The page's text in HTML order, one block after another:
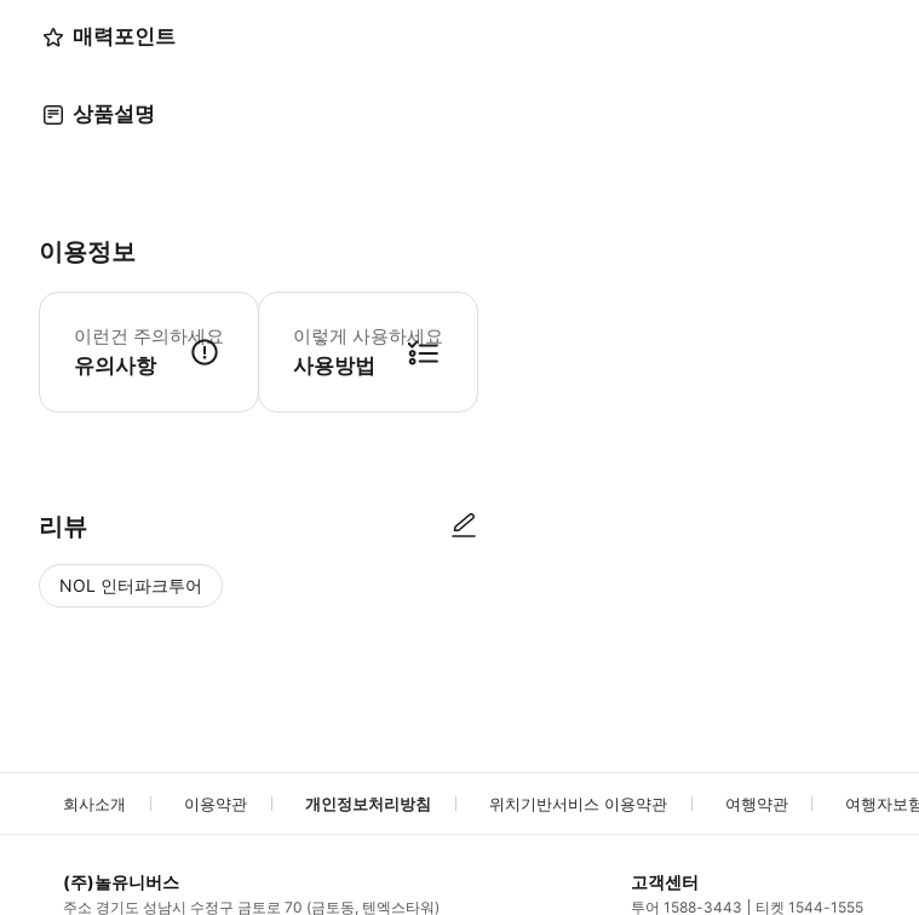
매력포인트
상품설명
이용정보
이런건 주의하세요
유의사항
이 투어는 자전거 라이딩 초보자를 위한 투어가 아닙니다! 포장된 도로와 자갈이 깔린 숲길
이렇게 사용하세요
사용방법
리뷰
NOL 인터파크투어
회사소개 이용약관 개인정보처리방침 위치기반서비스 이용약관 여행약관 여행자보
(주)놀유니버스
주소 경기도 성남시 수정구 금토로 70 (금토동, 텐엑스타워)
고객센터
투어 1588-3443 티켓 1544-1555